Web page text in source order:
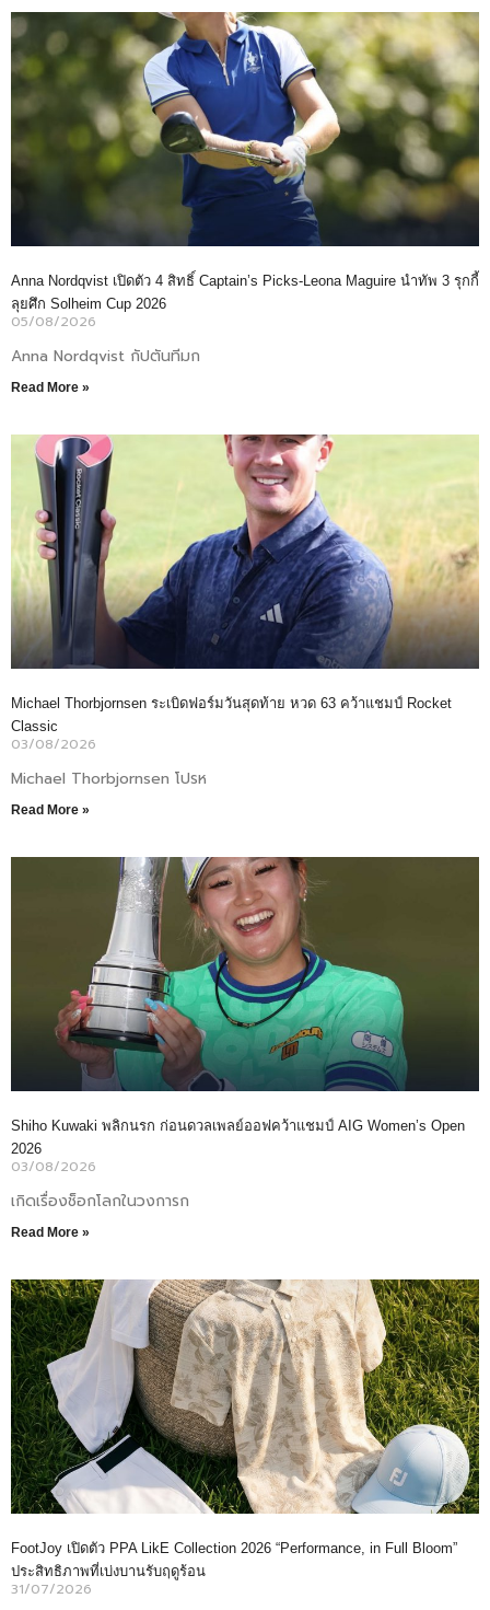
Anna Nordqvist เปิดตัว 4 สิทธิ์ Captain’s Picks-Leona Maguire นำทัพ 3 รุกกี้
ลุยศึก Solheim Cup 2026
05/08/2026
Anna Nordqvist กัปตันทีมก
Read More »
Michael Thorbjornsen ระเบิดฟอร์มวันสุดท้าย หวด 63 คว้าแชมป์ Rocket
Classic
03/08/2026
Michael Thorbjornsen โปรห
Read More »
Shiho Kuwaki พลิกนรก ก่อนดวลเพลย์ออฟคว้าแชมป์ AIG Women’s Open
2026
03/08/2026
เกิดเรื่องช็อกโลกในวงการก
Read More »
FootJoy เปิดตัว PPA LikE Collection 2026 “Performance, in Full Bloom”
ประสิทธิภาพที่เบ่งบานรับฤดูร้อน
31/07/2026